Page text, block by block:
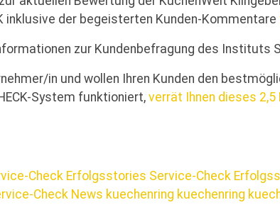
inklusive der begeisterten Kunden-Kommentare
zur Kundenbefragung des Instituts
in und wollen Ihren Kunden den
System funktioniert,verrät Ihnen dieses 2,5
Check Erfolgsstories Service-Check
Check News kuechenring kuechenring